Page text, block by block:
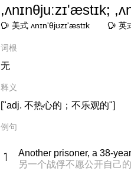
,ʌnɪnθjuːzɪ'æstɪk;
美式 ʌnɪn'θjʊzɪ'æstɪk 英
词根
无
释义
["adj. 不热心的；不乐观的"]
例句
Another prisoner, a 38-
另一个战俘不愿公开自己